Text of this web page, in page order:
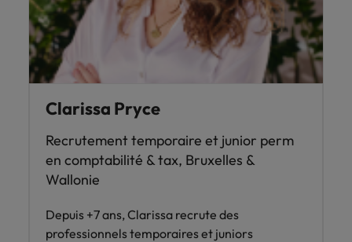
Clarissa Pryce
Recrutement temporaire et junior perm
en comptabilité & tax, Bruxelles &
Wallonie
Depuis +7 ans, Clarissa recrute des
professionnels temporaires et juniors